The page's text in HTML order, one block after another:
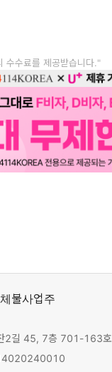
수수료를 제공받습니다."
불사업주
2길 45, 7층 701-163호